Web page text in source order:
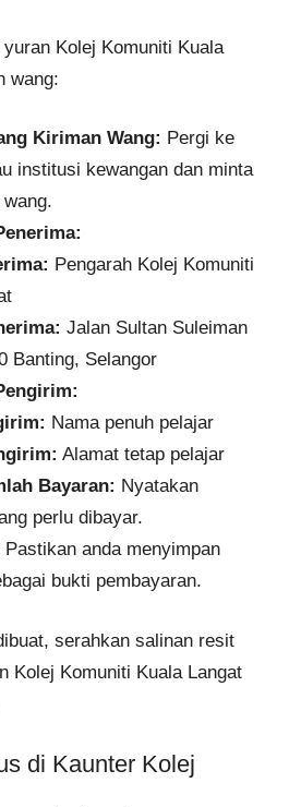
Kolej Komuniti Kuala
wang:
Kiriman Wang: Pergi ke
institusi kewangan dan minta
Pengarah Kolej Komuniti
Jalan Sultan Suleiman
Banting, Selangor
Nama penuh pelajar
Alamat tetap pelajar​
Bayaran: Nyatakan
perlu dibayar.​
Pastikan anda menyimpan
bukti pembayaran.​
serahkan salinan resit
Kolej Komuniti Kuala Langat
di Kaunter Kolej